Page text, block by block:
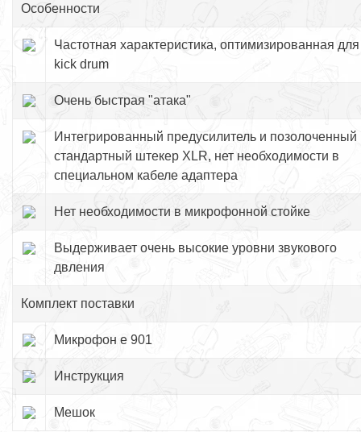
Особенности
Частотная характеристика, оптимизированная для
kick drum
Очень быстрая "атака"
Интегрированный предусилитель и позолоченный
стандартный штекер XLR, нет необходимости в
специальном кабеле адаптера
Нет необходимости в микрофонной стойке
Выдерживает очень высокие уровни звукового
двления
Комплект поставки
Микрофон e 901
Инструкция
Мешок